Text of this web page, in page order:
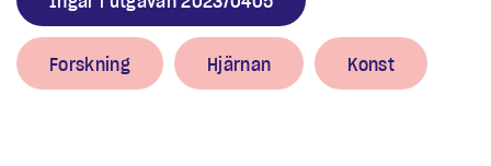
Forskning Hjärnan Konst